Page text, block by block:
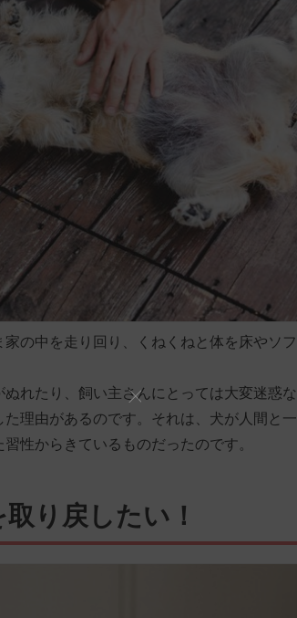
の中を走り回り、くねくねと体を床やソフ
れたり、飼い主さんにとっては大変迷惑な
理由があるのです。それは、犬が人間と一
性からきているものだったのです。
り戻したい！